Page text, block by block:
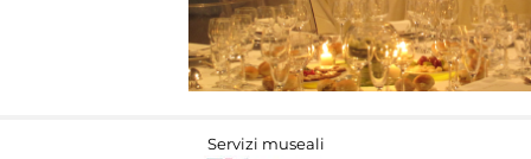
Servizi museali